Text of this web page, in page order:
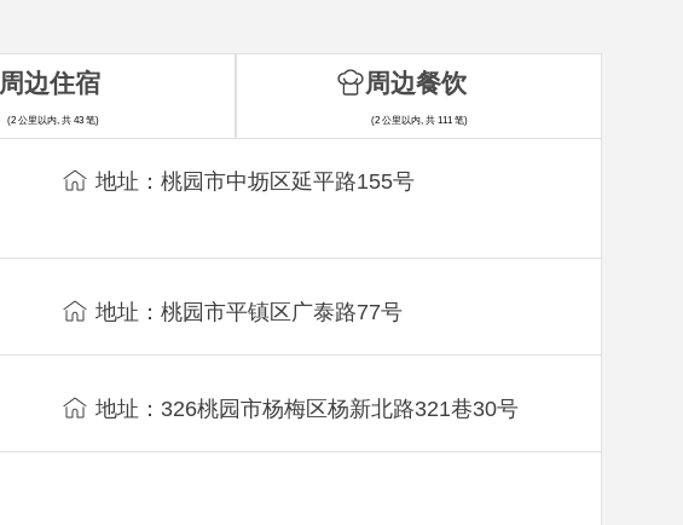
地址：桃园市中坜区延平路155号
地址：桃园市平镇区广泰路77号
地址：326桃园市杨梅区杨新北路321巷30号
周边住宿
(2 公里以内, 共 43 笔)
周边餐饮
(2 公里以内, 共 111 笔)